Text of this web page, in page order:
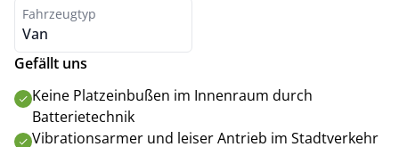
Fahrzeugtyp
Van
Gefällt uns
Keine Platzeinbußen im Innenraum durch
Batterietechnik
Vibrationsarmer und leiser Antrieb im Stadtverkehr